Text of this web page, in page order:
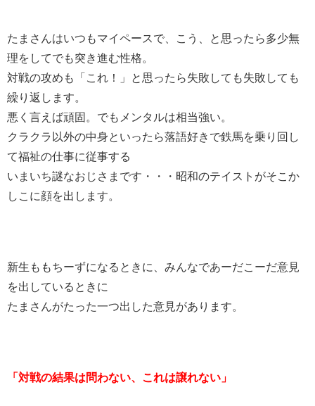
たまさんはいつもマイペースで、こう、と思ったら多少無
理をしてでも突き進む性格。
対戦の攻めも「これ！」と思ったら失敗しても失敗しても
繰り返します。
悪く言えば頑固。でもメンタルは相当強い。
クラクラ以外の中身といったら落語好きで鉄馬を乗り回し
て福祉の仕事に従事する
いまいち謎なおじさまです・・・昭和のテイストがそこか
しこに顔を出します。
新生ももちーずになるときに、みんなであーだこーだ意見
を出しているときに
たまさんがたった一つ出した意見があります。
「対戦の結果は問わない、これは譲れない」